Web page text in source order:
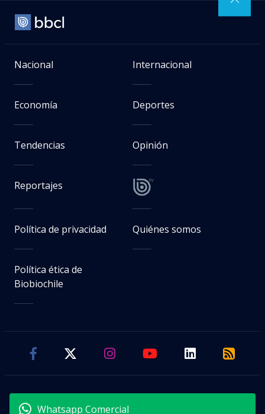
Nacional Internacional
Economía Deportes
Tendencias Opinión
Reportajes
Política de privacidad Quiénes somos
Política ética de
Biobiochile
Whatsapp Comercial